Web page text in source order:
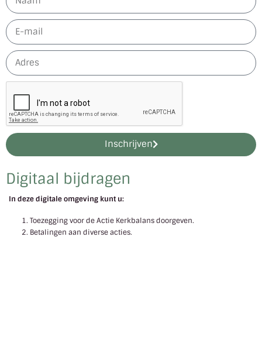
Digitaal bijdragen
In deze digitale omgeving kunt u:
Toezegging voor de Actie Kerkbalans doorgeven.
Betalingen aan diverse acties.
Inschrijven